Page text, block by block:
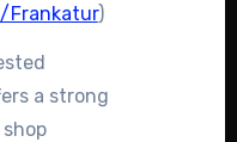
Frankatur)
a strong